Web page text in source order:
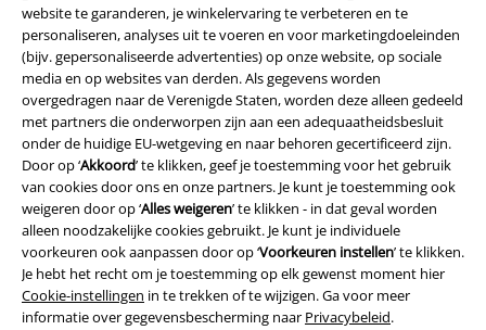
website te garanderen, je winkelervaring te verbeteren en te
personaliseren, analyses uit te voeren en voor marketingdoeleinden
(bijv. gepersonaliseerde advertenties) op onze website, op sociale
media en op websites van derden. Als gegevens worden
overgedragen naar de Verenigde Staten, worden deze alleen gedeeld
met partners die onderworpen zijn aan een adequaatheidsbesluit
onder de huidige EU-wetgeving en naar behoren gecertificeerd zijn.
Door op ‘Akkoord’ te klikken, geef je toestemming voor het gebruik
van cookies door ons en onze partners. Je kunt je toestemming ook
weigeren door op ‘Alles weigeren’ te klikken - in dat geval worden
alleen noodzakelijke cookies gebruikt. Je kunt je individuele
voorkeuren ook aanpassen door op ‘Voorkeuren instellen’ te klikken.
Je hebt het recht om je toestemming op elk gewenst moment hier
Cookie-instellingen in te trekken of te wijzigen. Ga voor meer
informatie over gegevensbescherming naar Privacybeleid.
Legal
Algemene Voorwaarden
Bedrijfsgegevens